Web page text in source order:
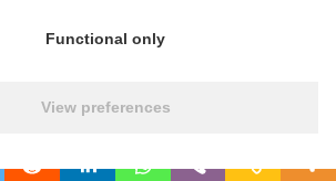
Functional only
View preferences
KORIŠTENJA COOKIE POLICY (EU)